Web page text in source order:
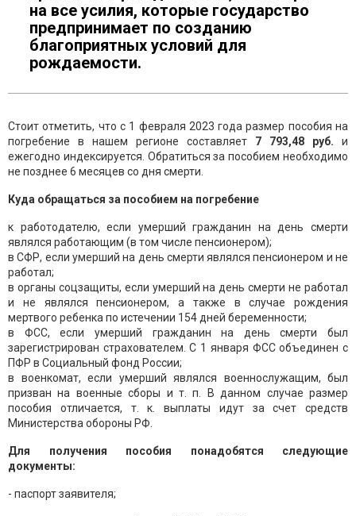
на все усилия, которые государство
предпринимает по созданию
благоприятных условий для
рождаемости.
Стоит отметить, что с 1 февраля 2023 года размер пособия на
погребение в нашем регионе составляет 7 793,48 руб. и
ежегодно индексируется. Обратиться за пособием необходимо
не позднее 6 месяцев со дня смерти.
Куда обращаться за пособием на погребение
к работодателю, если умерший гражданин на день смерти
являлся работающим (в том числе пенсионером);
в СФР, если умерший на день смерти являлся пенсионером и не
работал;
в органы соцзащиты, если умерший на день смерти не работал
и не являлся пенсионером, а также в случае рождения
мертвого ребенка по истечении 154 дней беременности;
в ФСС, если умерший гражданин на день смерти был
зарегистрирован страхователем. С 1 января ФСС объединен с
ПФР в Социальный фонд России;
в военкомат, если умерший являлся военнослужащим, был
призван на военные сборы и т. п. В данном случае размер
пособия отличается, т. к. выплаты идут за счет средств
Министерства обороны РФ.
Для получения пособия понадобятся следующие
документы:
- паспорт заявителя;